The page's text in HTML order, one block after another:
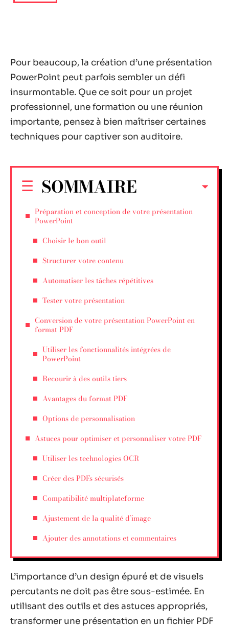
Pour beaucoup, la création d’une présentation
PowerPoint peut parfois sembler un défi
insurmontable. Que ce soit pour un projet
professionnel, une formation ou une réunion
importante, pensez à bien maîtriser certaines
techniques pour captiver son auditoire.
SOMMAIRE
Préparation et conception de votre présentation
PowerPoint
Choisir le bon outil
Structurer votre contenu
Automatiser les tâches répétitives
Tester votre présentation
Conversion de votre présentation PowerPoint en
format PDF
Utiliser les fonctionnalités intégrées de
PowerPoint
Recourir à des outils tiers
Avantages du format PDF
Options de personnalisation
Astuces pour optimiser et personnaliser votre PDF
Utiliser les technologies OCR
Créer des PDFs sécurisés
Compatibilité multiplateforme
Ajustement de la qualité d’image
Ajouter des annotations et commentaires
L’importance d’un design épuré et de visuels
percutants ne doit pas être sous-estimée. En
utilisant des outils et des astuces appropriés,
transformer une présentation en un fichier PDF